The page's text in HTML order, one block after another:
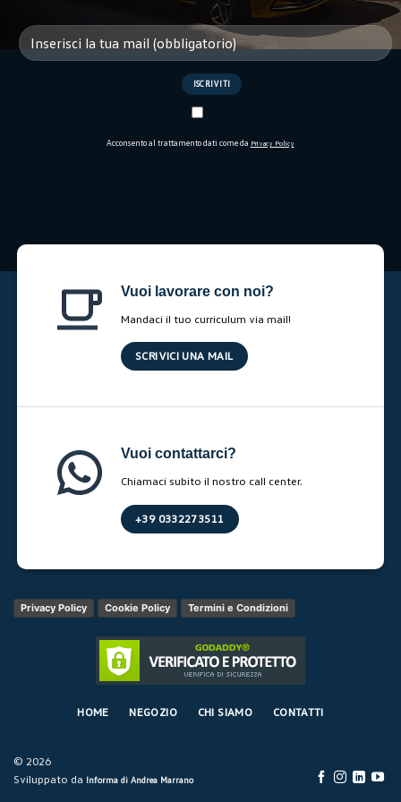
Acconsento al trattamento dati come da Privacy Policy
Vuoi lavorare con noi?
Mandaci il tuo curriculum via mail!
SCRIVICI UNA MAIL
Vuoi contattarci?
Chiamaci subito il nostro call center.
+39 0332273511
Privacy Policy Cookie Policy Termini e Condizioni
© 2026
Sviluppato da Informa di Andrea Marrano
HOME NEGOZIO CHI SIAMO CONTATTI